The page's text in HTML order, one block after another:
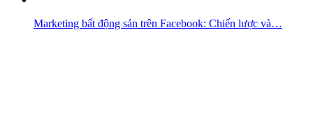
Marketing bất động sản trên Facebook: Chiến lược và…